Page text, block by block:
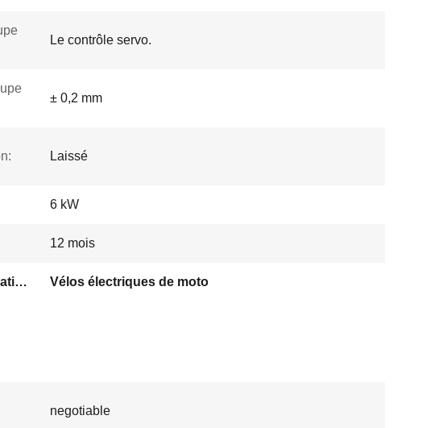
Le contrôle servo.
± 0,2 mm
Laissé
6 kW
12 mois
Machines à enroulement automatiques à moteur électrique Vélos électriques de moto
negotiable